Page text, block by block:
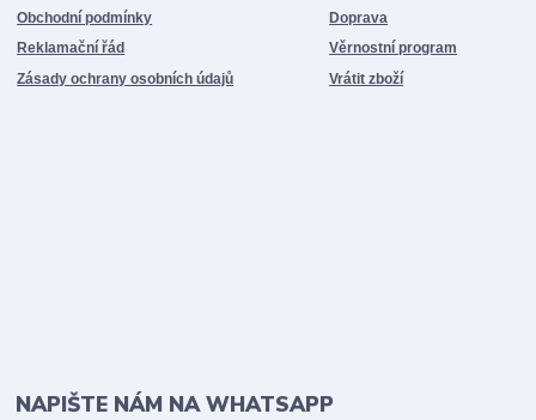
Obchodní podmínky
Doprava
Reklamační řád
Věrnostní program
Zásady ochrany osobních údajů
Vrátit zboží
NAPIŠTE NÁM NA WHATSAPP